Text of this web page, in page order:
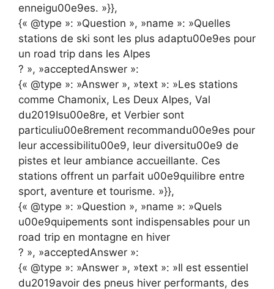
enneigu00e9es. »}},
{« @type »: »Question », »name »: »Quelles
stations de ski sont les plus adaptu00e9es pour
un road trip dans les Alpes
? », »acceptedAnswer »:
{« @type »: »Answer », »text »: »Les stations
comme Chamonix, Les Deux Alpes, Val
du2019Isu00e8re, et Verbier sont
particuliu00e8rement recommandu00e9es pour
leur accessibilitu00e9, leur diversitu00e9 de
pistes et leur ambiance accueillante. Ces
stations offrent un parfait u00e9quilibre entre
sport, aventure et tourisme. »}},
{« @type »: »Question », »name »: »Quels
u00e9quipements sont indispensables pour un
road trip en montagne en hiver
? », »acceptedAnswer »:
{« @type »: »Answer », »text »: »Il est essentiel
du2019avoir des pneus hiver performants, des